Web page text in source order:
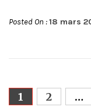
Posted On :18 mars
Pagination
1 2 …